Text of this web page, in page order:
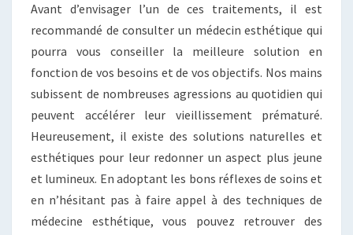
Avant d’envisager l’un de ces traitements, il est
recommandé de consulter un médecin esthétique qui
pourra vous conseiller la meilleure solution en
fonction de vos besoins et de vos objectifs. Nos mains
subissent de nombreuses agressions au quotidien qui
peuvent accélérer leur vieillissement prématuré.
Heureusement, il existe des solutions naturelles et
esthétiques pour leur redonner un aspect plus jeune
et lumineux. En adoptant les bons réflexes de soins et
en n’hésitant pas à faire appel à des techniques de
médecine esthétique, vous pouvez retrouver des